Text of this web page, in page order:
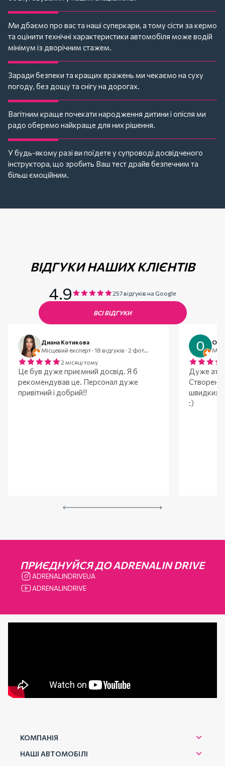
Ми дбаємо про вас та наші суперкари, а тому сісти за кермо
та оцінити технічні характеристики автомобіля може водій
мінімум із дворічним стажем.
Заради безпеки та кращих вражень ми чекаємо на суху
погоду, без дощу та снігу на дорогах.
Вагітним краще почекати народження дитини і опісля ми
радо оберемо найкраще для них рішення.
У будь-якому разі ви поїдете у супроводі досвідченого
інструктора, що зробить Ваш тест драйв безпечним та
більш ємоційним.
ВІДГУКИ НАШИХ КЛІЄНТІВ
4.9 257 відгуків на Google
ВСІ ВІДГУКИ
Диана Котикова
Місцевий експерт · 18 відгуків · 2 фотографії
2 місяці тому
Це був дуже приємний досвід. Я б
рекомендував це. Персонал дуже
привітний і добрий!!
Дуже
Створено
швидких
:)
ПРИЄДНУЙСЯ ДО ADRENALIN DRIVE
ADRENALINDRIVEUA
ADRENALINDRIVE
КОМПАНІЯ
Про нас
НАШІ АВТОМОБІЛІ